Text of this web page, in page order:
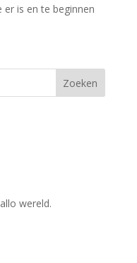
is en te beginnen
wereld.